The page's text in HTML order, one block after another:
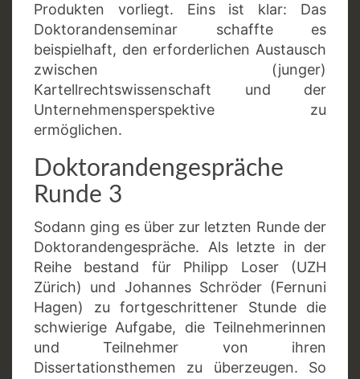
Produkten vorliegt. Eins ist klar: Das
Doktorandenseminar schaffte es
beispielhaft, den erforderlichen Austausch
zwischen (junger)
Kartellrechtswissenschaft und der
Unternehmensperspektive zu
ermöglichen.
Doktorandengespräche
Runde 3
Sodann ging es über zur letzten Runde der
Doktorandengespräche. Als letzte in der
Reihe bestand für Philipp Loser (UZH
Zürich) und Johannes Schröder (Fernuni
Hagen) zu fortgeschrittener Stunde die
schwierige Aufgabe, die Teilnehmerinnen
und Teilnehmer von ihren
Dissertationsthemen zu überzeugen. So